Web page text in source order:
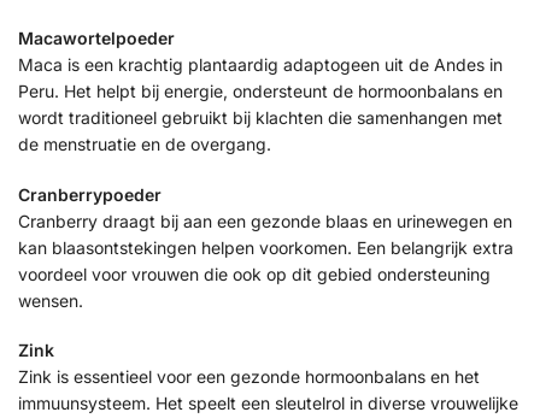
Macawortelpoeder
Maca is een krachtig plantaardig adaptogeen uit de Andes in
Peru. Het helpt bij energie, ondersteunt de hormoonbalans en
wordt traditioneel gebruikt bij klachten die samenhangen met
de menstruatie en de overgang.
Cranberrypoeder
Cranberry draagt bij aan een gezonde blaas en urinewegen en
kan blaasontstekingen helpen voorkomen. Een belangrijk extra
voordeel voor vrouwen die ook op dit gebied ondersteuning
wensen.
Zink
Zink is essentieel voor een gezonde hormoonbalans en het
immuunsysteem. Het speelt een sleutelrol in diverse vrouwelijke